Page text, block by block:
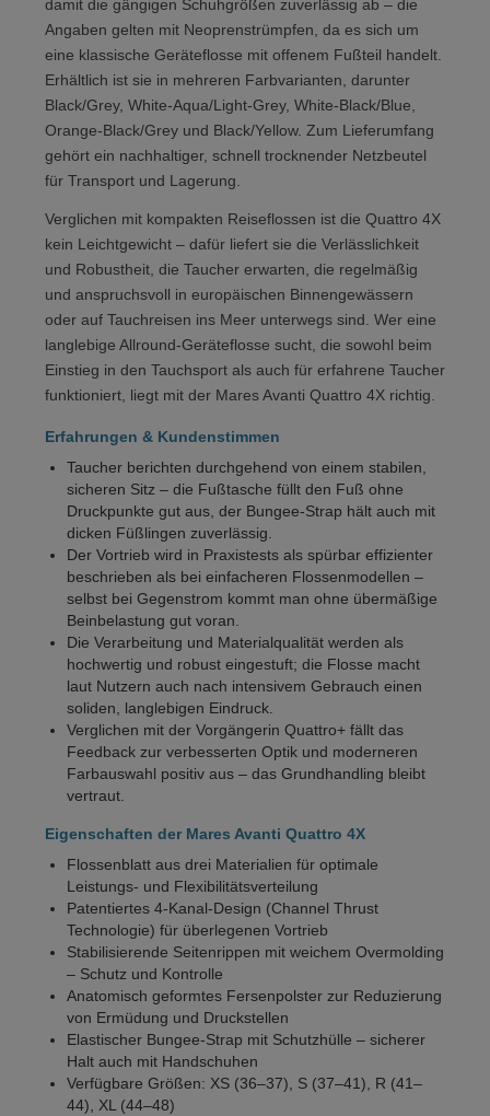
damit die gängigen Schuhgrößen zuverlässig ab – die
Angaben gelten mit Neoprenstrümpfen, da es sich um
eine klassische Geräteflosse mit offenem Fußteil handelt.
Erhältlich ist sie in mehreren Farbvarianten, darunter
Black/Grey, White-Aqua/Light-Grey, White-Black/Blue,
Orange-Black/Grey und Black/Yellow. Zum Lieferumfang
gehört ein nachhaltiger, schnell trocknender Netzbeutel
für Transport und Lagerung.
Verglichen mit kompakten Reiseflossen ist die Quattro 4X
kein Leichtgewicht – dafür liefert sie die Verlässlichkeit
und Robustheit, die Taucher erwarten, die regelmäßig
und anspruchsvoll in europäischen Binnengewässern
oder auf Tauchreisen ins Meer unterwegs sind. Wer eine
langlebige Allround-Geräteflosse sucht, die sowohl beim
Einstieg in den Tauchsport als auch für erfahrene Taucher
funktioniert, liegt mit der Mares Avanti Quattro 4X richtig.
Erfahrungen & Kundenstimmen
Taucher berichten durchgehend von einem stabilen,
sicheren Sitz – die Fußtasche füllt den Fuß ohne
Druckpunkte gut aus, der Bungee-Strap hält auch mit
dicken Füßlingen zuverlässig.
Der Vortrieb wird in Praxistests als spürbar effizienter
beschrieben als bei einfacheren Flossenmodellen –
selbst bei Gegenstrom kommt man ohne übermäßige
Beinbelastung gut voran.
Die Verarbeitung und Materialqualität werden als
hochwertig und robust eingestuft; die Flosse macht
laut Nutzern auch nach intensivem Gebrauch einen
soliden, langlebigen Eindruck.
Verglichen mit der Vorgängerin Quattro+ fällt das
Feedback zur verbesserten Optik und moderneren
Farbauswahl positiv aus – das Grundhandling bleibt
vertraut.
Eigenschaften der Mares Avanti Quattro 4X
Flossenblatt aus drei Materialien für optimale
Leistungs- und Flexibilitätsverteilung
Patentiertes 4-Kanal-Design (Channel Thrust
Technologie) für überlegenen Vortrieb
Stabilisierende Seitenrippen mit weichem Overmolding
– Schutz und Kontrolle
Anatomisch geformtes Fersenpolster zur Reduzierung
von Ermüdung und Druckstellen
Elastischer Bungee-Strap mit Schutzhülle – sicherer
Halt auch mit Handschuhen
Verfügbare Größen: XS (36–37), S (37–41), R (41–
44), XL (44–48)